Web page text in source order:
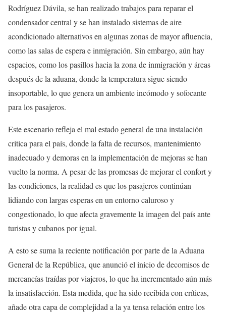
Rodríguez Dávila, se han realizado trabajos para reparar el
condensador central y se han instalado sistemas de aire
acondicionado alternativos en algunas zonas de mayor afluencia,
como las salas de espera e inmigración. Sin embargo, aún hay
espacios, como los pasillos hacia la zona de inmigración y áreas
después de la aduana, donde la temperatura sigue siendo
insoportable, lo que genera un ambiente incómodo y sofocante
para los pasajeros.
Este escenario refleja el mal estado general de una instalación
crítica para el país, donde la falta de recursos, mantenimiento
inadecuado y demoras en la implementación de mejoras se han
vuelto la norma. A pesar de las promesas de mejorar el confort y
las condiciones, la realidad es que los pasajeros continúan
lidiando con largas esperas en un entorno caluroso y
congestionado, lo que afecta gravemente la imagen del país ante
turistas y cubanos por igual.
A esto se suma la reciente notificación por parte de la Aduana
General de la República, que anunció el inicio de decomisos de
mercancías traídas por viajeros, lo que ha incrementado aún más
la insatisfacción. Esta medida, que ha sido recibida con críticas,
añade otra capa de complejidad a la ya tensa relación entre los